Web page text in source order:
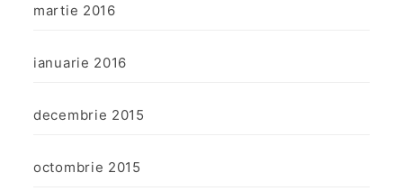
martie 2016
ianuarie 2016
decembrie 2015
octombrie 2015